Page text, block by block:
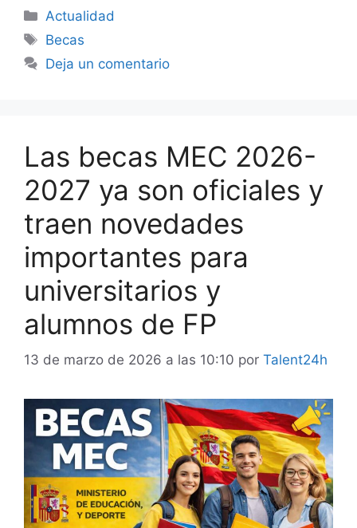
Categorías
Actualidad
Etiquetas
Becas
Deja un comentario
Las becas MEC 2026-
2027 ya son oficiales y
traen novedades
importantes para
universitarios y
alumnos de FP
13 de marzo de 2026 a las 10:10 por Talent24h